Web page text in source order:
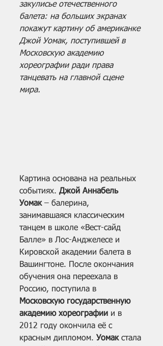
закулисье отечественного
балета: на больших экранах
покажут картину об американке
Джой Уомак, поступившей в
Московскую академию
хореографии ради права
танцевать на главной сцене
мира.
Картина основана на реальных
событиях. Джой Аннабель
Уомак – балерина,
занимавшаяся классическим
танцем в школе «Вест-сайд
Балле» в Лос-Анджелесе и
Кировской академии балета в
Вашингтоне. После окончания
обучения она переехала в
Россию, поступила в
Московскую государственную
академию хореографии и в
2012 году окончила её с
красным дипломом. Уомак стала